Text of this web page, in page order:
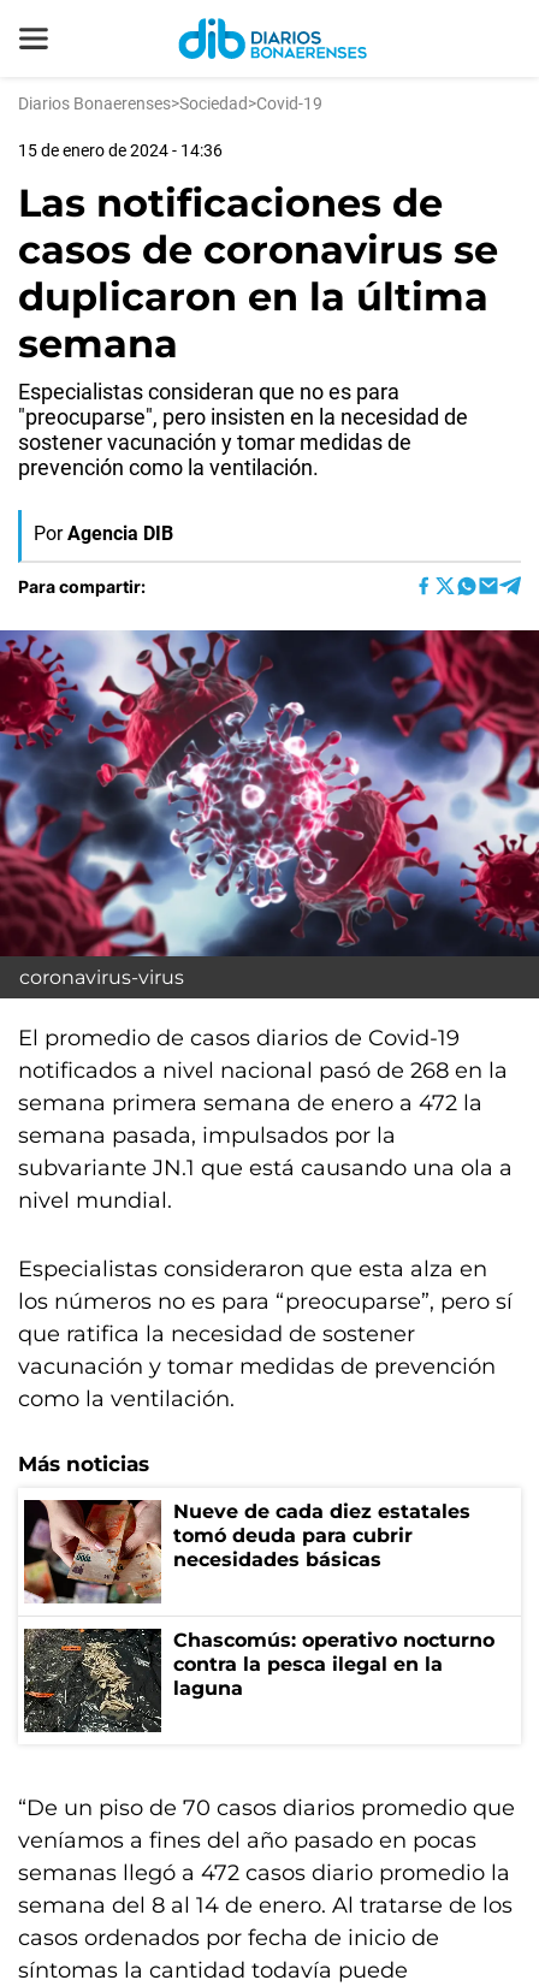
Diarios Bonaerenses>Sociedad>Covid-19
15 de enero de 2024 - 14:36
Las notificaciones de
casos de coronavirus se
duplicaron en la última
semana
Especialistas consideran que no es para
"preocuparse", pero insisten en la necesidad de
sostener vacunación y tomar medidas de
prevención como la ventilación.
Por Agencia DIB
Para compartir:
coronavirus-virus
El promedio de casos diarios de Covid-19
notificados a nivel nacional pasó de 268 en la
semana primera semana de enero a 472 la
semana pasada, impulsados por la
subvariante JN.1 que está causando una ola a
nivel mundial.
Especialistas consideraron que esta alza en
los números no es para “preocuparse”, pero sí
que ratifica la necesidad de sostener
vacunación y tomar medidas de prevención
como la ventilación.
Más noticias
Nueve de cada diez estatales
tomó deuda para cubrir
necesidades básicas
Chascomús: operativo nocturno
contra la pesca ilegal en la
laguna
“De un piso de 70 casos diarios promedio que
veníamos a fines del año pasado en pocas
semanas llegó a 472 casos diario promedio la
semana del 8 al 14 de enero. Al tratarse de los
casos ordenados por fecha de inicio de
síntomas la cantidad todavía puede